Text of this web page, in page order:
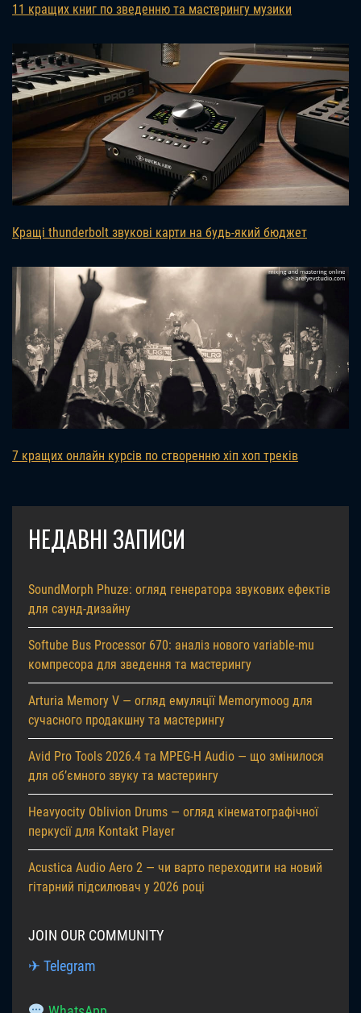
11 кращих книг по зведенню та мастерингу музики
Кращі thunderbolt звукові карти на будь-який бюджет
7 кращих онлайн курсів по створенню хіп хоп треків
НЕДАВНІ ЗАПИСИ
SoundMorph Phuze: огляд генератора звукових ефектів
для саунд-дизайну
Softube Bus Processor 670: аналіз нового variable-mu
компресора для зведення та мастерингу
Arturia Memory V — огляд емуляції Memorymoog для
сучасного продакшну та мастерингу
Avid Pro Tools 2026.4 та MPEG-H Audio — що змінилося
для об’ємного звуку та мастерингу
Heavyocity Oblivion Drums — огляд кінематографічної
перкусії для Kontakt Player
Acustica Audio Aero 2 — чи варто переходити на новий
гітарний підсилювач у 2026 році
JOIN OUR COMMUNITY
✈ Telegram